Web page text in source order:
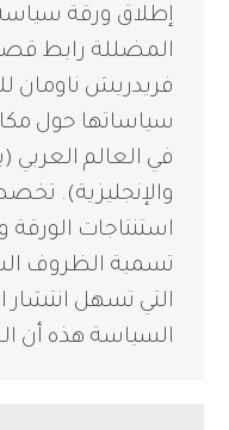
إطلاق ورقة
المضللة رابط
فريدريش ناومان
سياساتها حول
في العالم العربي
والإنجليزية).
استنتاجات الورقة
تسمية الظروف
التي تسهل انتشار
السياسة هذه أن